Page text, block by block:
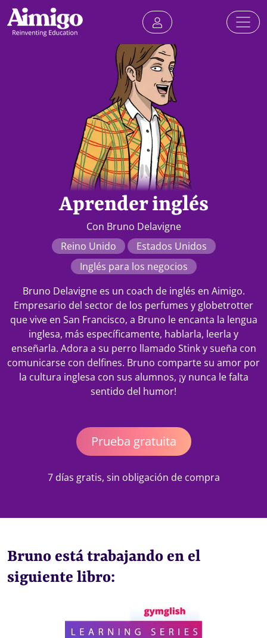
Aprender inglés
Con Bruno Delavigne
Reino Unido
Estados Unidos
Inglés para los negocios
Bruno Delavigne es un coach de inglés en Aimigo.
Empresario del sector de los perfumes y globetrotter
que vive en San Francisco, a Bruno le encanta la lengua
inglesa, más específicamente, hablarla, leerla y
enseñarla. Adora a su perro llamado Stink y sueña con
comunicarse con delfines. Bruno comparte su amor por
la cultura inglesa con sus alumnos, ¡y nunca le falta
sentido del humor!
Prueba gratuita
7 días gratis, sin obligación de compra
Bruno está trabajando en el
siguiente libro: